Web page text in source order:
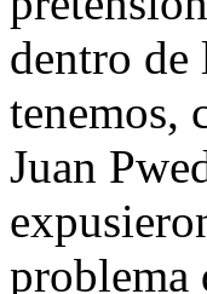
dentro de
tenemos,
Juan
problema